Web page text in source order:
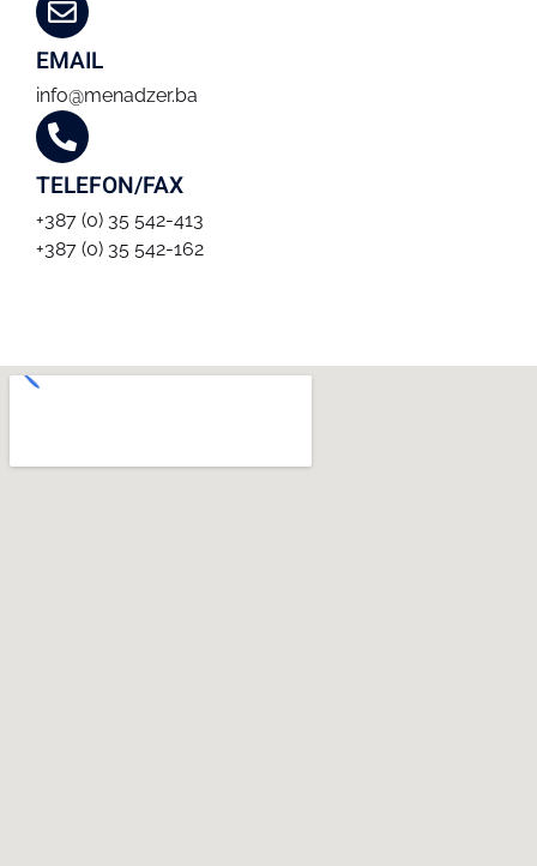
EMAIL
info@menadzer.ba
TELEFON/FAX
+387 (0) 35 542-413
+387 (0) 35 542-162